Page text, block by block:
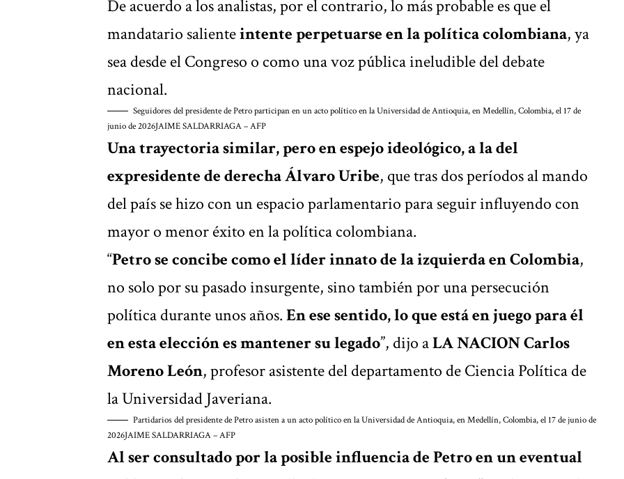
De acuerdo a los analistas, por el contrario, lo más probable es que el
mandatario salienteintente perpetuarse en la política colombiana, ya
sea desde el Congreso o como una voz pública ineludible del debate
nacional.
Seguidores del presidente de Petro participan en un acto político en la Universidad de Antioquia, en Medellín, Colombia, el 17 de
junio de 2026JAIME SALDARRIAGA – AFP
Una trayectoria similar, pero en espejo ideológico, a la del
expresidente de derecha Álvaro Uribe, que tras dos períodos al mando
del país se hizo con un espacio parlamentario para seguir influyendo con
mayor o menor éxito en la política colombiana.
“Petro se concibe como el líder innato de la izquierda en Colombia,
no solo por su pasado insurgente, sino también por una persecución
política durante unos años.En ese sentido, lo que está en juego para él
en esta elección es mantener su legado”, dijo aLA NACION Carlos
Moreno León, profesor asistente del departamento de Ciencia Política de
la Universidad Javeriana.
Partidarios del presidente de Petro asisten a un acto político en la Universidad de Antioquia, en Medellín, Colombia, el 17 de junio de
2026JAIME SALDARRIAGA – AFP
Al ser consultado por la posible influencia de Petro en un eventual